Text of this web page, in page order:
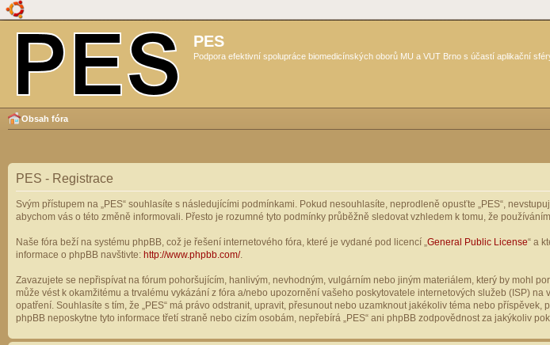
PES
Podpora efektivní spolupráce biomedicínských oborů MU a VUT Brno s účastí aplikační
Obsah fóra
PES - Registrace
Svým přístupem na „PES“ souhlasíte s následujícími podmínkami. Pokud nesouhlasíte, neprodleně opusťte „PES“,
abychom vás o této změně informovali. Přesto je rozumné tyto podmínky průběžně sledovat vzhledem k tomu, že používáním
Naše fóra beží na systému phpBB, což je řešení internetového fóra, které je vydané pod licencí „ General Public License“ a
informace o phpBB navštivte: http://www.phpbb.com/.
Zavazujete se nepřispívat na fórum pohoršujícím, hanlivým, nevhodným, vulgárním nebo jiným materiálem, který by mohl
může vést k okamžitému a trvalému vykázání z fóra a/nebo upozornění vašeho poskytovatele internetových služeb (ISP)
opatření. Souhlasíte s tím, že „PES“ má právo odstranit, upravit, přesunout nebo uzamknout jakékoliv téma nebo
phpBB neposkytne tyto informace třetí straně nebo cizím osobám, nepřebírá „PES“ ani phpBB zodpovědnost za jakýkoliv